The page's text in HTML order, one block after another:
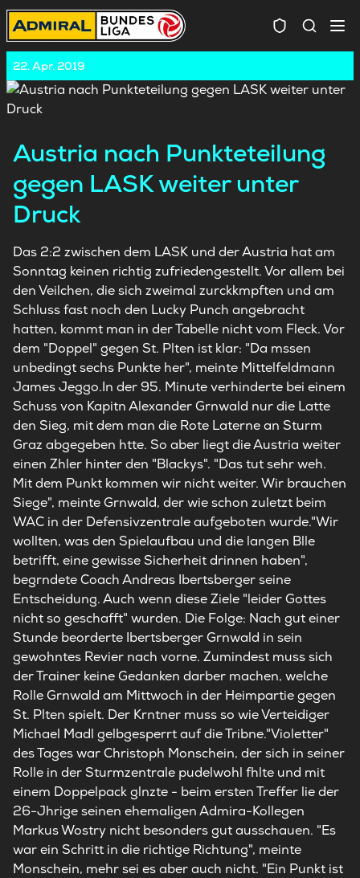
22. Apr. 2019
Austria nach Punkteteilung
gegen LASK weiter unter
Druck
Das 2:2 zwischen dem LASK und der Austria hat am
Sonntag keinen richtig zufriedengestellt. Vor allem bei
den Veilchen, die sich zweimal zurckkmpften und am
Schluss fast noch den Lucky Punch angebracht
hatten, kommt man in der Tabelle nicht vom Fleck. Vor
dem "Doppel" gegen St. Plten ist klar: "Da mssen
unbedingt sechs Punkte her", meinte Mittelfeldmann
James Jeggo.In der 95. Minute verhinderte bei einem
Schuss von Kapitn Alexander Grnwald nur die Latte
den Sieg, mit dem man die Rote Laterne an Sturm
Graz abgegeben htte. So aber liegt die Austria weiter
einen Zhler hinter den "Blackys". "Das tut sehr weh.
Mit dem Punkt kommen wir nicht weiter. Wir brauchen
Siege", meinte Grnwald, der wie schon zuletzt beim
WAC in der Defensivzentrale aufgeboten wurde."Wir
wollten, was den Spielaufbau und die langen Blle
betrifft, eine gewisse Sicherheit drinnen haben",
begrndete Coach Andreas Ibertsberger seine
Entscheidung. Auch wenn diese Ziele "leider Gottes
nicht so geschafft" wurden. Die Folge: Nach gut einer
Stunde beorderte Ibertsberger Grnwald in sein
gewohntes Revier nach vorne. Zumindest muss sich
der Trainer keine Gedanken darber machen, welche
Rolle Grnwald am Mittwoch in der Heimpartie gegen
St. Plten spielt. Der Krntner muss so wie Verteidiger
Michael Madl gelbgesperrt auf die Tribne."Violetter"
des Tages war Christoph Monschein, der sich in seiner
Rolle in der Sturmzentrale pudelwohl fhlte und mit
einem Doppelpack glnzte - beim ersten Treffer lie der
26-Jhrige seinen ehemaligen Admira-Kollegen
Markus Wostry nicht besonders gut ausschauen. "Es
war ein Schritt in die richtige Richtung", meinte
Monschein, mehr sei es aber auch nicht. "Ein Punkt ist